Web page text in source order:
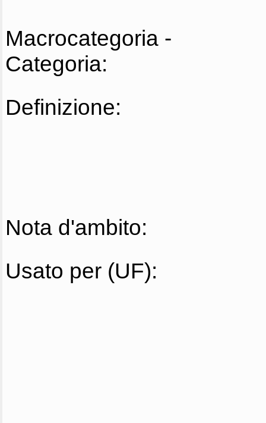
Macrocategoria -
Categoria:
Definizione:
Nota d'ambito:
Usato per (UF):